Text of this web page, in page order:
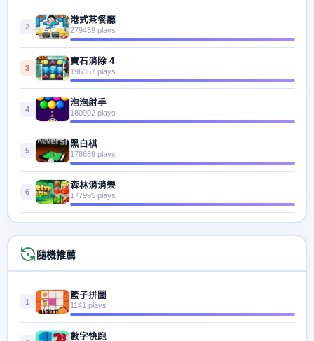
2
港式茶餐廳
279439 plays
3
寶石消除 4
196357 plays
4
泡泡射手
180902 plays
5
黑白棋
178689 plays
6
森林消消樂
177995 plays
隨機推薦
1
籃子拼圖
1141 plays
數字快跑